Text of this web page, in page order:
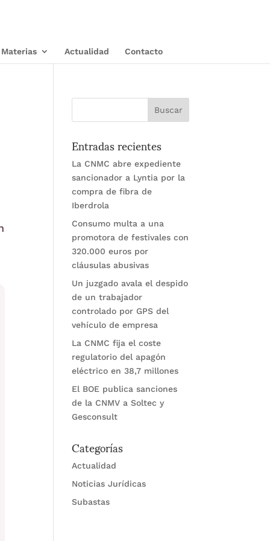
Materias Actualidad Contacto
Entradas recientes
La CNMC abre expediente
sancionador a Lyntia por la
compra de fibra de
Iberdrola
Consumo multa a una
promotora de festivales con
320.000 euros por
cláusulas abusivas
Un juzgado avala el despido
de un trabajador
controlado por GPS del
vehículo de empresa
La CNMC fija el coste
regulatorio del apagón
eléctrico en 38,7 millones
El BOE publica sanciones
de la CNMV a Soltec y
Gesconsult
Categorías
Actualidad
Noticias Jurídicas
Subastas